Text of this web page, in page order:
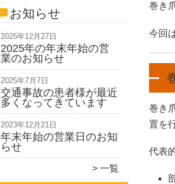
お知らせ
2025年12月27日
2025年の年末年始の営
業のお知らせ
2025年7月7日
交通事故の患者様が最近
多くなってきています
2023年12月21日
年末年始の営業日のお知
らせ
一覧
巻き
今回
巻き
置を
代表